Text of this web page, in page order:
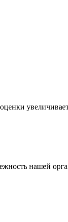
нашей